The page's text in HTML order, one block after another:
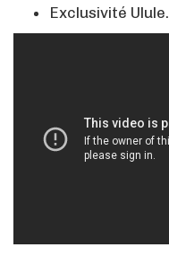
Exclusivité Ulule.